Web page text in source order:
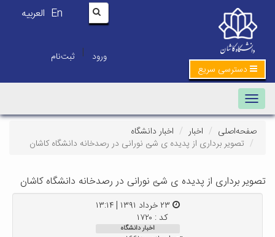
En العربیه
ورود |
ثبت‌نام
دسترسی سریع
Toggle navigation
صفحه‌اصلی اخبار
اخبار دانشگاه
تصویر برداری از پدیده ی شئ نورانی در رصدخانه دانشگاه کاشان
برداری از پدیده ی شئ نورانی در رصدخانه دانشگاه کاشان
کد : ۱۷۲۰
اخبار دانشگاه